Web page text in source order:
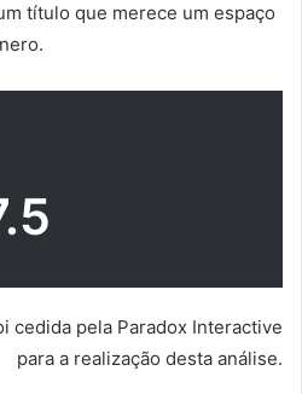
título que merece um espaço
cedida pela Paradox Interactive
para a realização desta análise.